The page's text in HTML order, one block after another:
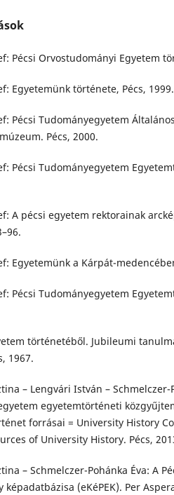
Pécsi Orvostudományi Egyetem
Egyetemünk története, Pécs, 1999.
Pécsi Tudományegyetem
Pécs, 2000.
Pécsi Tudományegyetem
A pécsi egyetem rektorainak
Egyetemünk a Kárpát-
Pécsi Tudományegyetem
történetéből. Jubileumi
1967.
– Lengvári István – Schmelczer-
egyetemtörténeti
forrásai = University History
of University History. Pécs,
– Schmelczer-Pohánka Éva: A
képadatbázisa (eKéPEK). Per